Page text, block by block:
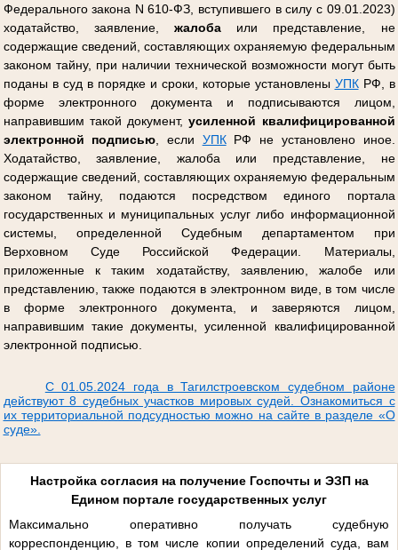
Федерального закона N 610-ФЗ, вступившего в силу с 09.01.2023)
ходатайство, заявление, жалобаили представление, не
содержащие сведений, составляющих охраняемую федеральным
законом тайну, при наличии технической возможности могут быть
поданы в суд в порядке и сроки, которые установлены УПКРФ, в
форме электронного документа и подписываются лицом,
направившим такой документ,усиленной квалифицированной
электронной подписью , если УПКРФ не установлено иное.
Ходатайство, заявление, жалоба или представление, не
содержащие сведений, составляющих охраняемую федеральным
законом тайну, подаются посредством единого портала
государственных и муниципальных услуг либо информационной
системы, определенной Судебным департаментом при
Верховном Суде Российской Федерации. Материалы,
приложенные к таким ходатайству, заявлению, жалобе или
представлению, также подаются в электронном виде, в том числе
в форме электронного документа, и заверяются лицом,
направившим такие документы, усиленной квалифицированной
электронной подписью.
С 01.05.2024 года в Тагилстроевском судебном районе
действуют 8 судебных участков мировых судей. Ознакомиться с
их территориальной подсудностью можно на сайте в разделе «О
суде».
Настройка согласия на получение Госпочты и ЭЗП на
Едином портале государственных услуг
Максимально оперативно получать судебную
корреспонденцию, в том числе копии определений суда, вам